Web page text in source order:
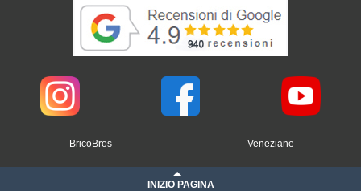
BricoBros Veneziane
INIZIO PAGINA